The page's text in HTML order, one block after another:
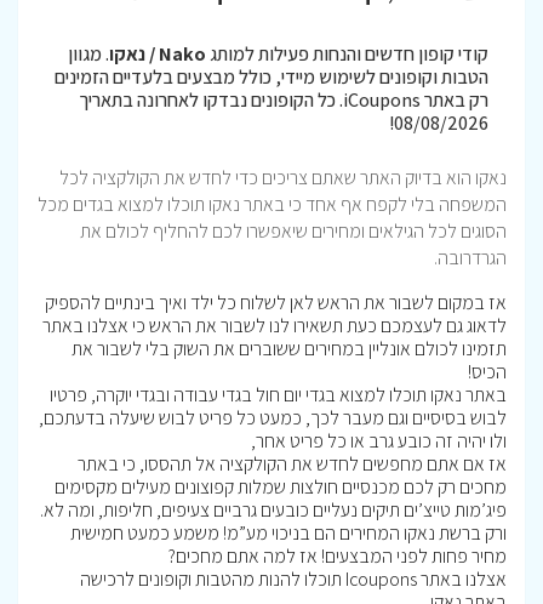
קודי קופון חדשים והנחות פעילות למותגNako / נאקו
. מגוון
הטבות וקופונים לשימוש מיידי, כולל מבצעים בלעדיים הזמינים
רק באתר iCoupons. כל הקופונים נבדקו לאחרונה בתאריך
08/08/2026!
נאקו הוא בדיוק האתר שאתם צריכים כדי לחדש את הקולקציה לכל
המשפחה בלי לקפח אף אחד כי באתר נאקו תוכלו למצוא בגדים מכל
הסוגים לכל הגילאים ומחירים שיאפשרו לכם להחליף לכולם את
הגרדרובה.
אז במקום לשבור את הראש לאן לשלוח כל ילד ואיך בינתיים להספיק
לדאוג גם לעצמכם כעת תשאירו לנו לשבור את הראש כי אצלנו באתר
תזמינו לכולם אונליין במחירים ששוברים את השוק בלי לשבור את
הכיס!
באתר נאקו תוכלו למצוא בגדי יום חול בגדי עבודה ובגדי יוקרה, פרטיו
לבוש בסיסיים וגם מעבר לכך, כמעט כל פריט לבוש שיעלה בדעתכם,
ולו יהיה זה כובע גרב או כל פריט אחר,
אז אם אתם מחפשים לחדש את הקולקציה אל תהססו, כי באתר
מחכים רק לכם מכנסיים חולצות שמלות קפוצונים מעילים מקסימים
פיג’מות טייצ’ים תיקים נעליים כובעים גרביים צעיפים, חליפות, ומה לא.
ורק ברשת נאקו המחירים הם בניכוי מע”מ! משמע כמעט חמישית
מחיר פחות לפני המבצעים! אז למה אתם מחכים?
אצלנו באתר Icoupons תוכלו להנות מהטבות וקופונים לרכישה